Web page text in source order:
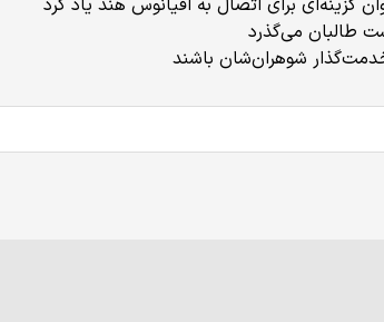
گزینه‌ای برای اتصال به اقیانوس هند یاد کرد
طالبان می‌گذرد
خدمت‌گذار شوهران‌شان باشند